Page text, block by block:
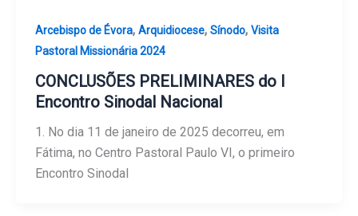
Arcebispo de Évora, Arquidiocese, Sínodo, Visita
Pastoral Missionária 2024
CONCLUSÕES PRELIMINARES do I
Encontro Sinodal Nacional
1. No dia 11 de janeiro de 2025 decorreu, em
Fátima, no Centro Pastoral Paulo VI, o primeiro
Encontro Sinodal